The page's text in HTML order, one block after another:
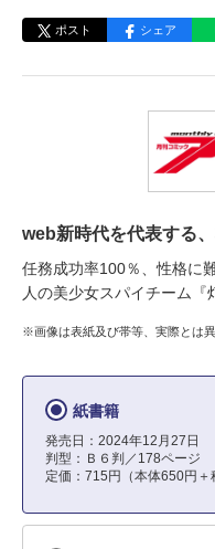
ポスト シェア
web新時代を代表する
任務成功率100％、性格に
人の美少女スパイチーム『
※画像は表紙及び帯等、実際とは異
紙書籍
発売日：2024年12月27日
判型：Ｂ６判／178ページ
定価：715円（本体650円＋